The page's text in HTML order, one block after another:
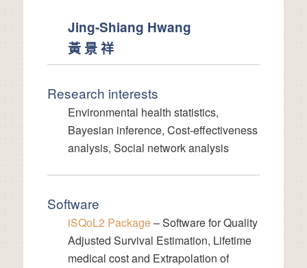
Jing-Shiang Hwang
黃 景 祥
Research interests
Environmental health statistics,
Bayesian inference, Cost-effectiveness
analysis, Social network analysis
Software
iSQoL2 Package– Software for Quality
Adjusted Survival Estimation, Lifetime
medical cost and Extrapolation of